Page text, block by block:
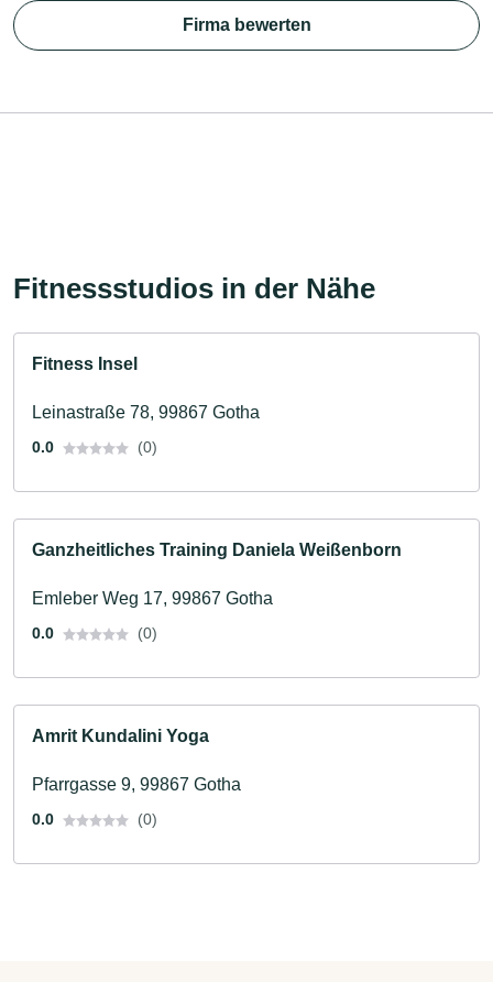
Firma bewerten
Fitnessstudios in der Nähe
Fitness Insel
Leinastraße 78, 99867 Gotha
0.0 (0)
Ganzheitliches Training Daniela Weißenborn
Emleber Weg 17, 99867 Gotha
0.0 (0)
Amrit Kundalini Yoga
Pfarrgasse 9, 99867 Gotha
0.0 (0)